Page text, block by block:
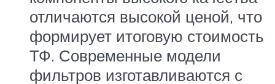
отличаются высокой ценой, что
формирует итоговую стоимость
ТФ. Современные модели
фильтров изготавливаются с